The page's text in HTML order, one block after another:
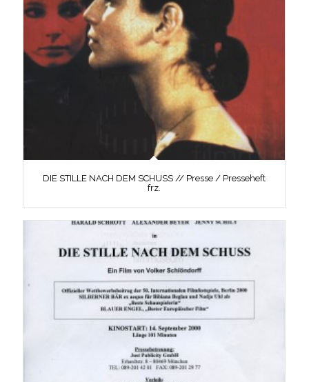
DIE STILLE NACH DEM SCHUSS // Presse / Presseheft
frz.